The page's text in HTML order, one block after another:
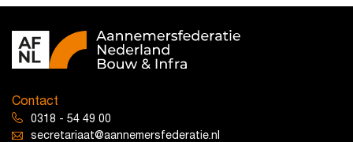
Contact
0318 - 54 49 00
secretariaat@aannemersfederatie.nl